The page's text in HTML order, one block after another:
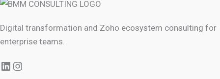
Digital transformation and Zoho ecosystem consulting for
enterprise teams.